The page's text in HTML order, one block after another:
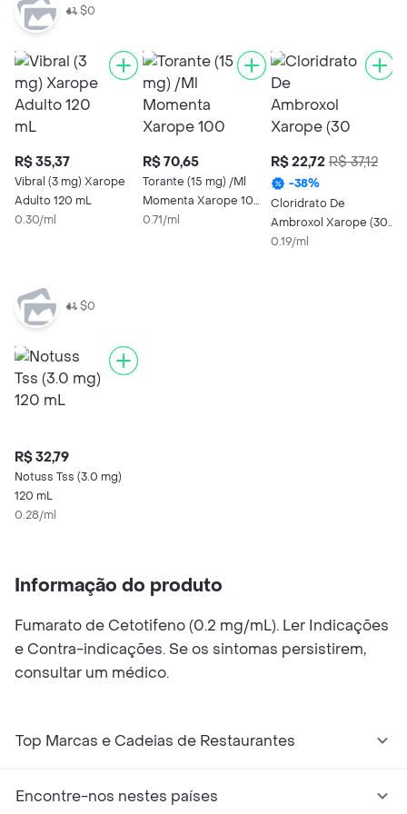
$0
R$ 35,37
Vibral (3 mg) Xarope
Adulto 120 mL
0.30/ml
R$ 70,65
Torante (15 mg) /Ml
Momenta Xarope 100
mL
0.71/ml
R$ 22,72 R$ 37,12
-38%
Cloridrato De
Ambroxol Xarope (30
mg)
0.19/ml
$0
R$ 32,79
Notuss Tss (3.0 mg)
120 mL
0.28/ml
Informação do produto
Fumarato de Cetotifeno (0.2 mg/mL). Ler Indicações
e Contra-indicações. Se os sintomas persistirem,
consultar um médico.
Top Marcas e Cadeias de Restaurantes
Encontre-nos nestes países